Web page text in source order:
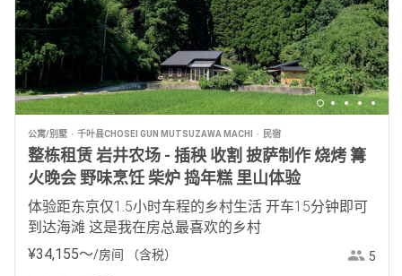
公寓/别墅 千叶县CHOSEI GUN MUTSUZAWA MACHI 民宿
整栋租赁 岩井农场 - 插秧 收割 披萨制作 烧烤 篝
火晚会 野味烹饪 柴炉 捣年糕 里山体验
体验距东京仅1.5小时车程的乡村生活 开车15分钟即可
到达海滩 这是我在房总最喜欢的乡村
¥34,155〜/房间 （含税） 5